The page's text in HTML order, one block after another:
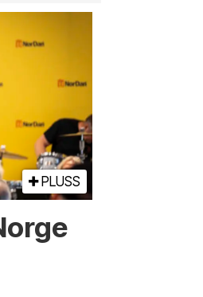
PLUSS